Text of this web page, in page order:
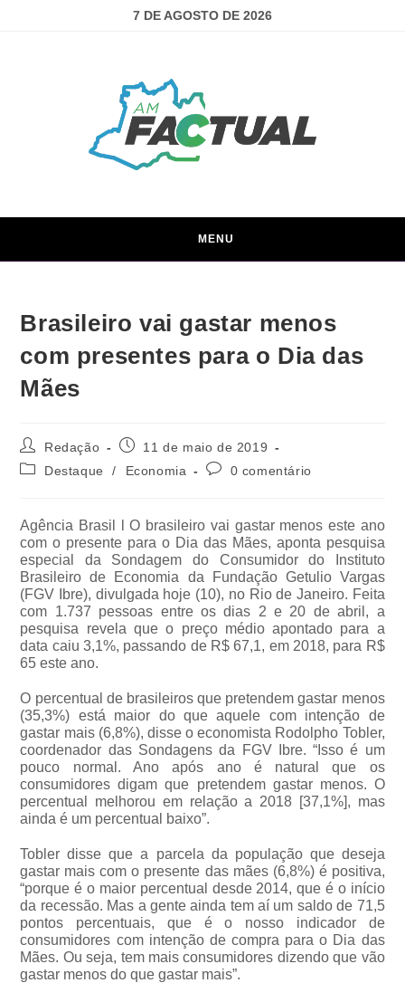
7 DE AGOSTO DE 2026
MENU
Brasileiro vai gastar menos
com presentes para o Dia das
Mães
Redação
11 de maio de 2019
Destaque
/ Economia 0 comentário
Agência Brasil l O brasileiro vai gastar menos este ano
com o presente para o Dia das Mães, aponta pesquisa
especial da Sondagem do Consumidor do Instituto
Brasileiro de Economia da Fundação Getulio Vargas
(FGV Ibre), divulgada hoje (10), no Rio de Janeiro. Feita
com 1.737 pessoas entre os dias 2 e 20 de abril, a
pesquisa revela que o preço médio apontado para a
data caiu 3,1%, passando de R$ 67,1, em 2018, para R$
65 este ano.
O percentual de brasileiros que pretendem gastar menos
(35,3%) está maior do que aquele com intenção de
gastar mais (6,8%), disse o economista Rodolpho Tobler,
coordenador das Sondagens da FGV Ibre. “Isso é um
pouco normal. Ano após ano é natural que os
consumidores digam que pretendem gastar menos. O
percentual melhorou em relação a 2018 [37,1%], mas
ainda é um percentual baixo”.
Tobler disse que a parcela da população que deseja
gastar mais com o presente das mães (6,8%) é positiva,
“porque é o maior percentual desde 2014, que é o início
da recessão. Mas a gente ainda tem aí um saldo de 71,5
pontos percentuais, que é o nosso indicador de
consumidores com intenção de compra para o Dia das
Mães. Ou seja, tem mais consumidores dizendo que vão
gastar menos do que gastar mais”.